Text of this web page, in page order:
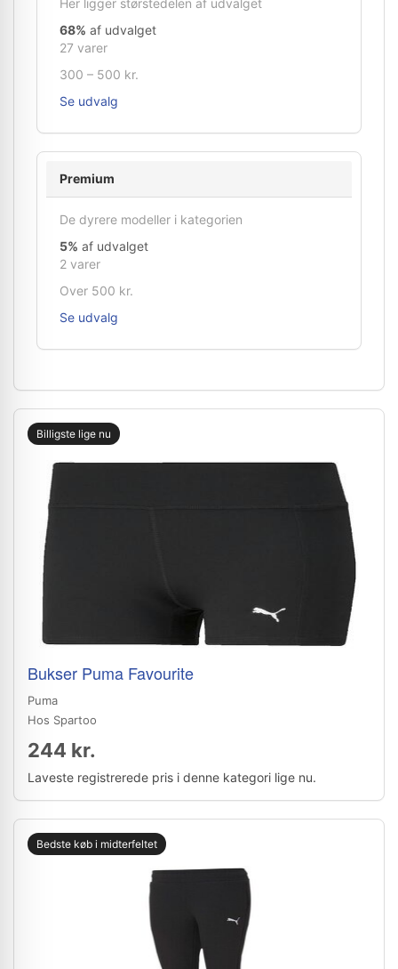
Her ligger størstedelen af udvalget
68% af udvalget
27 varer
300 – 500 kr.
Se udvalg
Premium
De dyrere modeller i kategorien
5% af udvalget
2 varer
Over 500 kr.
Se udvalg
Billigste lige nu
Bukser Puma Favourite
Puma
Hos Spartoo
244 kr.
Laveste registrerede pris i denne kategori lige nu.
Bedste køb i midterfeltet